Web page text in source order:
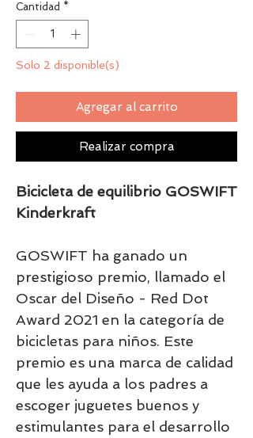
Cantidad *
Solo 2 disponible(s)
Agregar al carrito
Realizar compra
Bicicleta de equilibrio GOSWIFT
Kinderkraft
GOSWIFT ha ganado un
prestigioso premio, llamado el
Oscar del Diseño - Red Dot
Award 2021 en la categoría de
bicicletas para niños. Este
premio es una marca de calidad
que les ayuda a los padres a
escoger juguetes buenos y
estimulantes para el desarrollo